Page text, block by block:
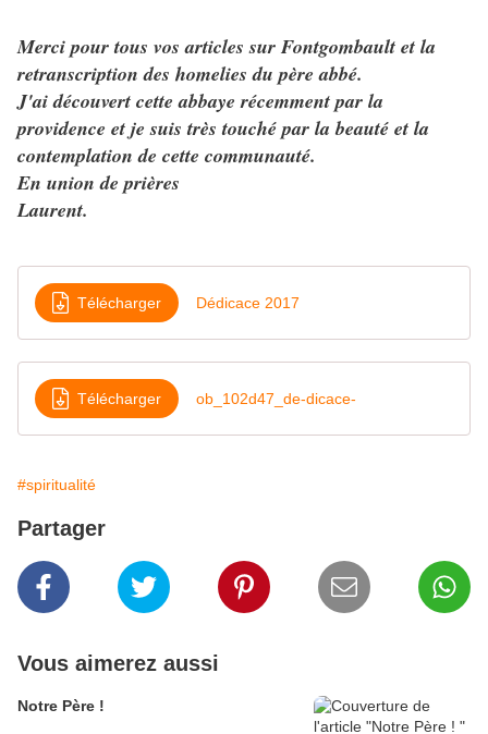
Merci pour tous vos articles sur Fontgombault et la
retranscription des homelies du père abbé.
J'ai découvert cette abbaye récemment par la
providence et je suis très touché par la beauté et la
contemplation de cette communauté.
En union de prières
Laurent.
Télécharger Dédicace 2017
Télécharger ob_102d47_de-dicace-
#spiritualité
Partager
Vous aimerez aussi
Notre Père !